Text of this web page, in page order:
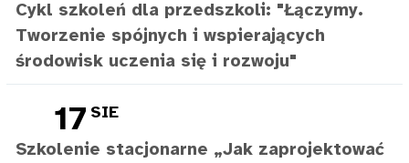
Cykl szkoleń dla przedszkoli: "Łączymy.
Tworzenie spójnych i wspierających
środowisk uczenia się i rozwoju"
17 SIE
Szkolenie stacjonarne „Jak zaprojektować